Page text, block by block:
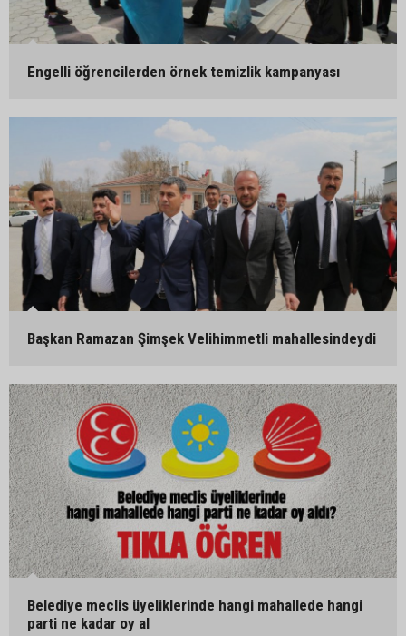
Engelli öğrencilerden örnek temizlik kampanyası
Başkan Ramazan Şimşek Velihimmetli mahallesindeydi
Belediye meclis üyeliklerinde hangi mahallede hangi
parti ne kadar oy al